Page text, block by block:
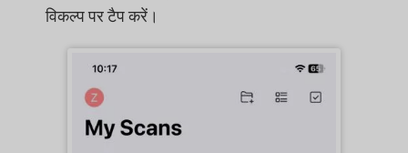
विकल्प पर टैप करें।